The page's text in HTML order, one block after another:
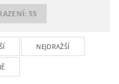
55
NEJDRAŽŠÍ